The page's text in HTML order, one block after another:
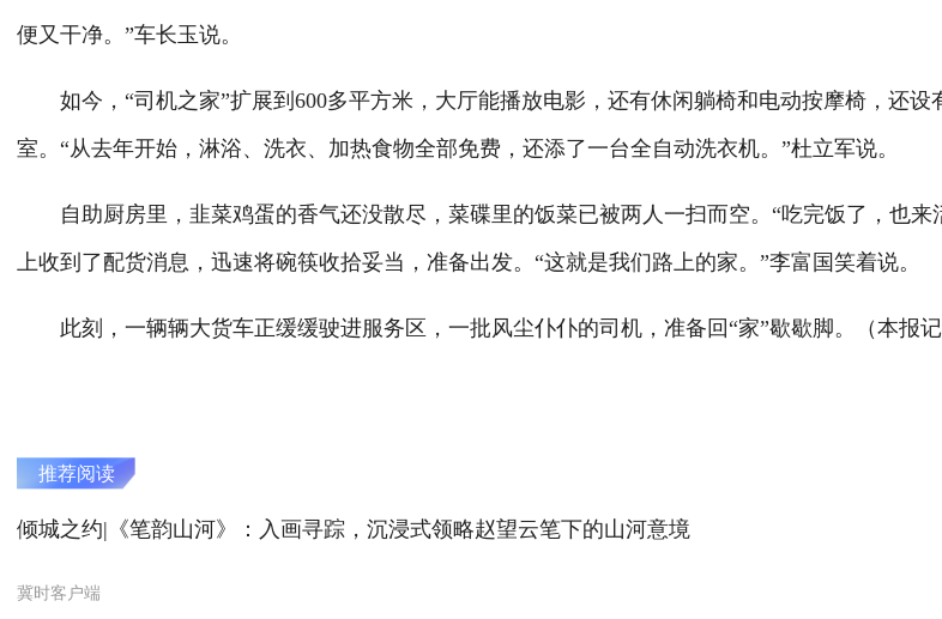
便又干净。”车长玉说。
如今，“司机之家”扩展到600多平方米，大厅能播放电影，还有休闲躺椅和电动按摩椅，还设
室。“从去年开始，淋浴、洗衣、加热食物全部免费，还添了一台全自动洗衣机。”杜立军说。
自助厨房里，韭菜鸡蛋的香气还没散尽，菜碟里的饭菜已被两人一扫而空。“吃完饭了，也来
上收到了配货消息，迅速将碗筷收拾妥当，准备出发。“这就是我们路上的家。”李富国笑着说。
此刻，一辆辆大货车正缓缓驶进服务区，一批风尘仆仆的司机，准备回“家”歇歇脚。（本报记
推荐阅读
倾城之约|《笔韵山河》：入画寻踪，沉浸式领略赵望云笔下的山河意境
冀时客户端